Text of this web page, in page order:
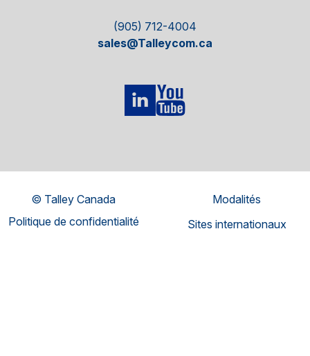
(905) 712-4004
sales@Talleycom.ca
© Talley Canada
Modalités
Politique de confidentialité
Sites internationaux